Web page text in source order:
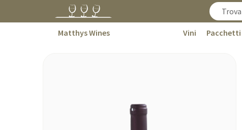
Matthys Wines Vini